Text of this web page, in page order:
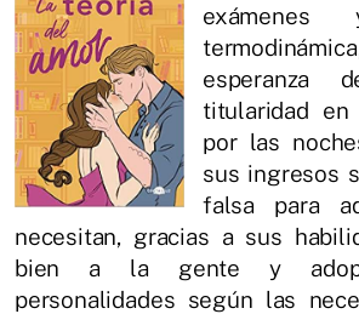
exámenes
esperanza
titularidad
por las
sus ingresos
falsa para
necesitan, gracias a sus
bien a la gente y
personalidades según las